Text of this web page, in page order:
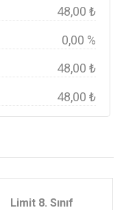
48,00 ₺
0,00 %
48,00 ₺
48,00 ₺
Limit 8. Sınıf